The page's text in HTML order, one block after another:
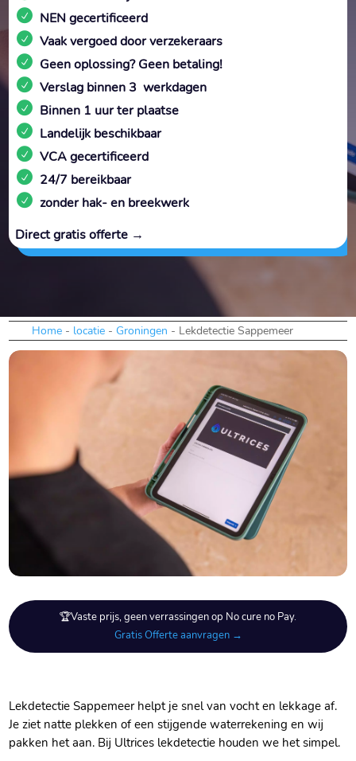
NEN gecertificeerd
Vaak vergoed door verzekeraars
Geen oplossing? Geen betaling!
Verslag binnen 3 werkdagen
Binnen 1 uur ter plaatse
Landelijk beschikbaar
VCA gecertificeerd
24/7 bereikbaar
zonder hak- en breekwerk
Direct gratis offerte →
Home- locatie- Groningen - Lekdetectie Sappemeer
🏆Vaste prijs, geen verrassingen op No cure no Pay.
Gratis Offerte aanvragen →
Lekdetectie Sappemeer helpt je snel van vocht en lekkage af.​
Je ziet natte plekken of een stijgende waterrekening en wij
pakken het aan.​ Bij Ultrices lekdetectie houden we het simpel.​